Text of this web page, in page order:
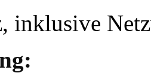
inklusive